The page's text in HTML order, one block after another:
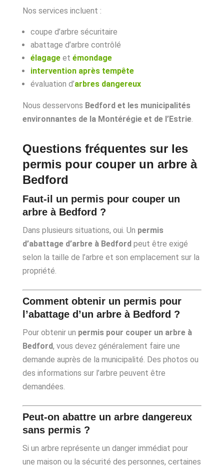
Nos services incluent :
coupe d’arbre sécuritaire
abattage d’arbre contrôlé
élagage et émondage
intervention après tempête
évaluation d’arbres dangereux
Nous desservons Bedford et les municipalités
environnantes de la Montérégie et de l’Estrie.
Questions fréquentes sur les
permis pour couper un arbre à
Bedford
Faut-il un permis pour couper un
arbre à Bedford ?
Dans plusieurs situations, oui. Un permis
d’abattage d’arbre à Bedfordpeut être exigé
selon la taille de l’arbre et son emplacement sur la
propriété.
Comment obtenir un permis pour
l’abattage d’un arbre à Bedford ?
Pour obtenir un permis pour couper un arbre à
Bedford, vous devez généralement faire une
demande auprès de la municipalité. Des photos ou
des informations sur l’arbre peuvent être
demandées.
Peut-on abattre un arbre dangereux
sans permis ?
Si un arbre représente un danger immédiat pour
une maison ou la sécurité des personnes, certaines